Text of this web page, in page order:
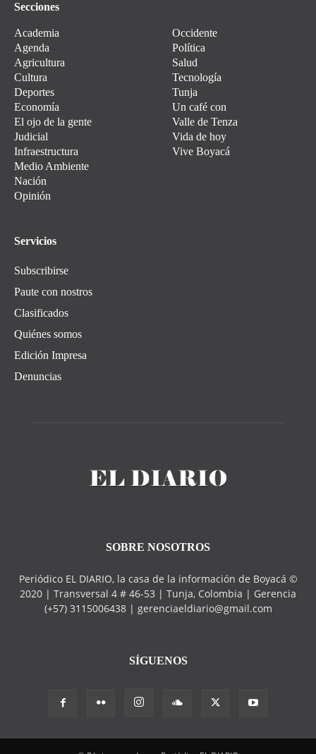
Secciones
Academia
Agenda
Agricultura
Cultura
Deportes
Economía
El ojo de la gente
Judicial
Infraestructura
Medio Ambiente
Nación
Opinión
Occidente
Política
Salud
Tecnología
Tunja
Un café con
Valle de Tenza
Vida de hoy
Vive Boyacá
Servicios
Subscribirse
Paute con nostros
Clasificados
Quiénes somos
Edición Impresa
Denuncias
SOBRE NOSOTROS
Periódico EL DIARIO, la casa de la información de Boyacá ©
2020 | Transversal 4 # 46-53 | Tunja, Colombia | Gerencia
(+57) 3115006438 | gerenciaeldiario@gmail.com
SÍGUENOS